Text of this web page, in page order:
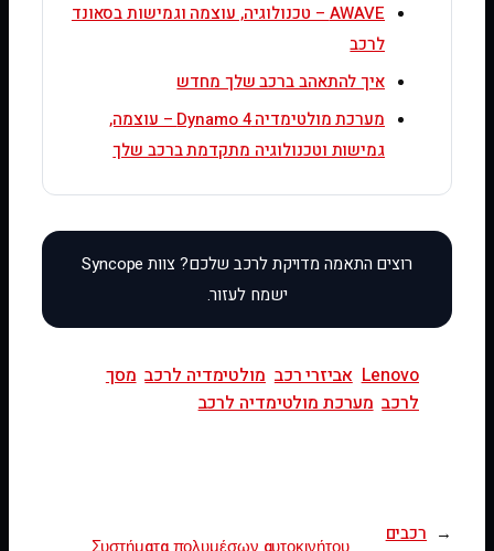
AWAVE – טכנולוגיה, עוצמה וגמישות בסאונד
לרכב
איך להתאהב ברכב שלך מחדש
מערכת מולטימדיה Dynamo 4 – עוצמה,
גמישות וטכנולוגיה מתקדמת ברכב שלך
Lenovo אביזרי רכב מולטימדיה לרכב מסך
לרכב מערכת מולטימדיה לרכב
← רכבים